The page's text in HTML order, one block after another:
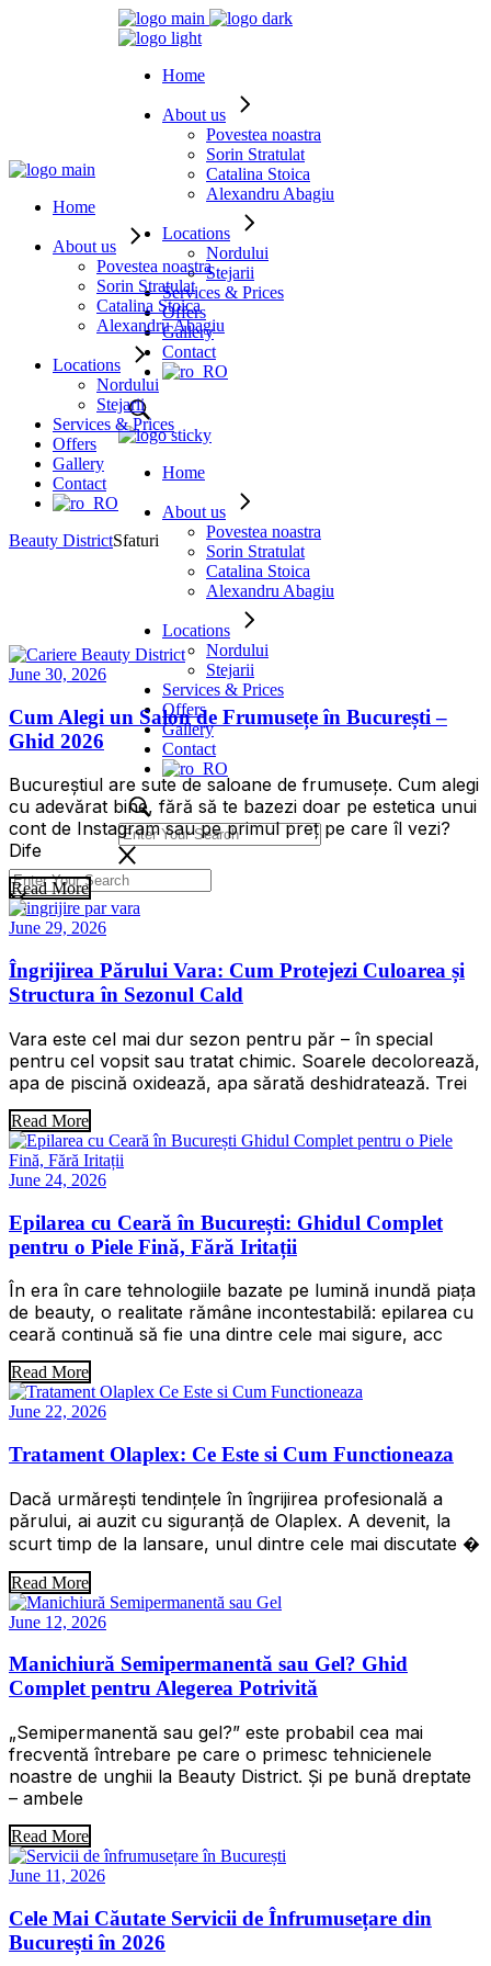
Home
About us
Povestea noastra
Sorin Stratulat
Catalina Stoica
Alexandru Abagiu
Locations
Nordului
Stejarii
Services & Prices
Offers
Gallery
Contact
Home
About us
Povestea noastra
Sorin Stratulat
Catalina Stoica
Alexandru Abagiu
Locations
Nordului
Stejarii
Services & Prices
Offers
Gallery
Contact
Home
About us
Povestea noastra
Sorin Stratulat
Catalina Stoica
Alexandru Abagiu
Locations
Nordului
Stejarii
Services & Prices
Offers
Gallery
Contact
Beauty DistrictSfaturi
June 30, 2026
Cum Alegi un Salon de Frumusețe în București –
Ghid 2026
Bucureștiul are sute de saloane de frumusețe. Cum alegi
cu adevărat bine, fără să te bazezi doar pe estetica unui
cont de Instagram sau pe primul preț pe care îl vezi?
Dife
Read More
June 29, 2026
Îngrijirea Părului Vara: Cum Protejezi Culoarea și
Structura în Sezonul Cald
Vara este cel mai dur sezon pentru păr – în special
pentru cel vopsit sau tratat chimic. Soarele decolorează,
apa de piscină oxidează, apa sărată deshidratează. Trei
Read More
June 24, 2026
Epilarea cu Ceară în București: Ghidul Complet
pentru o Piele Fină, Fără Iritații
În era în care tehnologiile bazate pe lumină inundă piața
de beauty, o realitate rămâne incontestabilă: epilarea cu
ceară continuă să fie una dintre cele mai sigure, acc
Read More
June 22, 2026
Tratament Olaplex: Ce Este si Cum Functioneaza
Dacă urmărești tendințele în îngrijirea profesională a
părului, ai auzit cu siguranță de Olaplex. A devenit, la
scurt timp de la lansare, unul dintre cele mai discutate �
Read More
June 12, 2026
Manichiură Semipermanentă sau Gel? Ghid
Complet pentru Alegerea Potrivită
„Semipermanentă sau gel?” este probabil cea mai
frecventă întrebare pe care o primesc tehnicienele
noastre de unghii la Beauty District. Și pe bună dreptate
– ambele
Read More
June 11, 2026
Cele Mai Căutate Servicii de Înfrumusețare din
București în 2026